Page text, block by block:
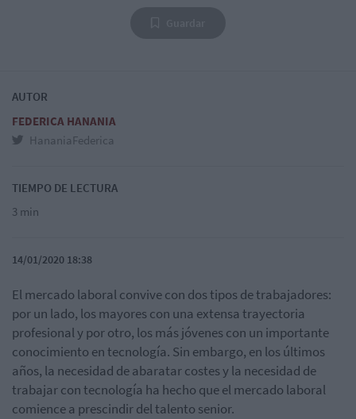
AUTOR
FEDERICA HANANIA
HananiaFederica
TIEMPO DE LECTURA
3 min
14/01/2020 18:38
El mercado laboral convive con dos tipos de trabajadores:
por un lado, los mayores con una extensa trayectoria
profesional y por otro, los más jóvenes con un importante
conocimiento en tecnología. Sin embargo, en los últimos
años, la necesidad de abaratar costes y la necesidad de
trabajar con tecnología ha hecho que el mercado laboral
comience a prescindir del talento senior.